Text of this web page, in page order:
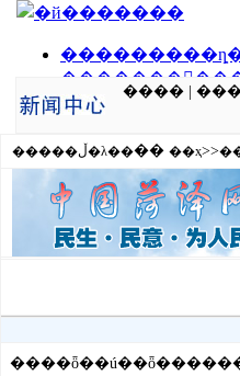
����
�����ڵ�λ���� ��ҳ>>